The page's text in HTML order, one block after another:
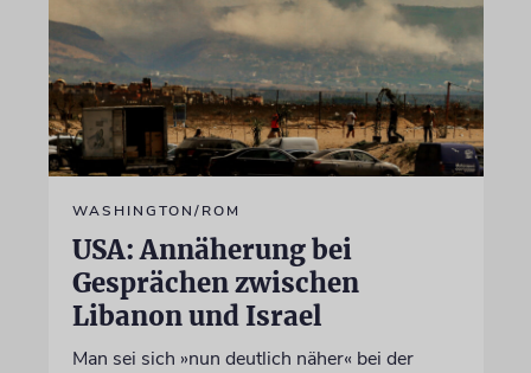
WASHINGTON/ROM
USA: Annäherung bei
Gesprächen zwischen
Libanon und Israel
Man sei sich »nun deutlich näher« bei der